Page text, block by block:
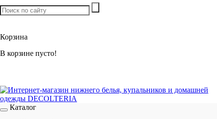
Корзина
В корзине пусто!
Каталог